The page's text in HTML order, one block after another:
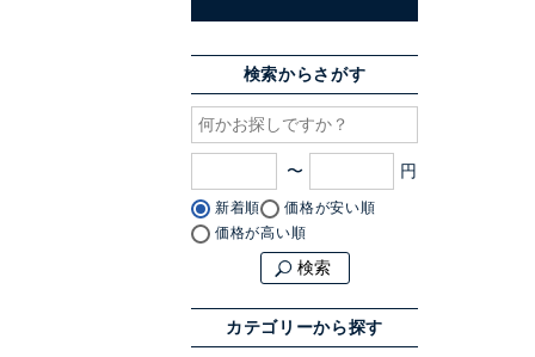
検索からさがす
〜
新着順
価格が安い順
価格が高い順
検索
カテゴリーから探す